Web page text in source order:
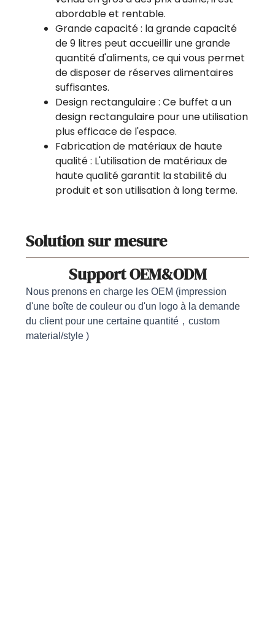
abordable et rentable.
Grande capacité : la grande capacité
de 9 litres peut accueillir une grande
quantité d'aliments, ce qui vous permet
de disposer de réserves alimentaires
suffisantes.
Design rectangulaire : Ce buffet a un
design rectangulaire pour une utilisation
plus efficace de l'espace.
Fabrication de matériaux de haute
qualité : L'utilisation de matériaux de
haute qualité garantit la stabilité du
produit et son utilisation à long terme.
Solution sur mesure
Support OEM&ODM
Nous prenons en charge les OEM (impression
d'une boîte de couleur ou d'un logo à la demande
du client pour une certaine quantité，custom
material/style )